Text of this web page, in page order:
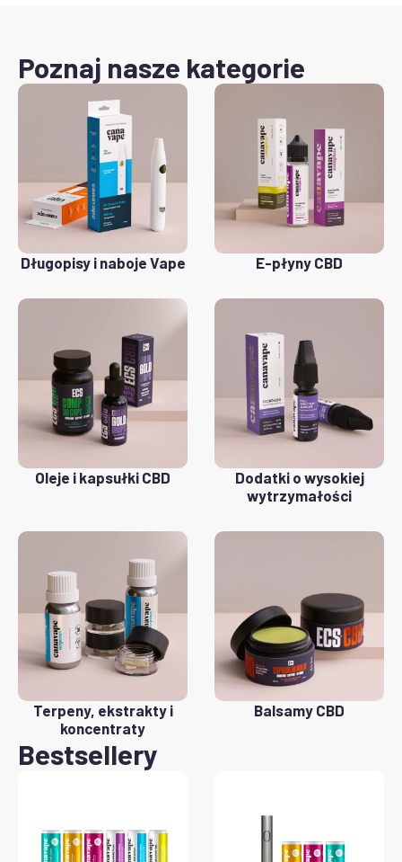
Poznaj nasze kategorie
Długopisy i naboje Vape E-płyny CBD
Oleje i kapsułki CBD
Dodatki o wysokiej
wytrzymałości
Terpeny, ekstrakty i
koncentraty
Balsamy CBD
Bestsellery